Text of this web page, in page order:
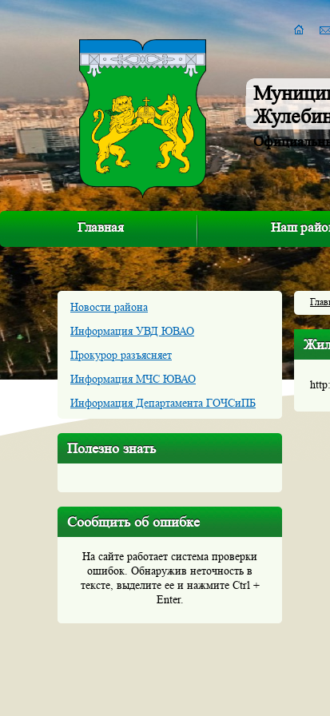
Главная Наш
Новости района
Информация УВД ЮВАО
Прокурор разъясняет
Информация МЧС ЮВАО
Информация Департамента ГОЧСиПБ
Полезно знать
Сообщить об ошибке
На сайте работает система проверки
ошибок. Обнаружив неточность в
тексте, выделите ее и нажмите Ctrl +
Enter.